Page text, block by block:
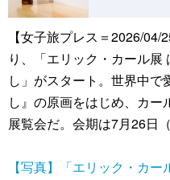
【女子旅プレス＝2026/
り、「エリック・カール
し」がスタート。世界中
し』の原画をはじめ、カ
展覧会だ。会期は7月26日（
【写真】「エリック・カ